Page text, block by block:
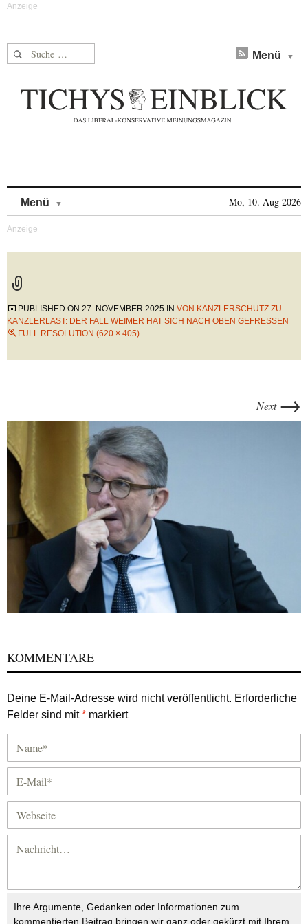
Suche nach: Menü
Menü Mo, 10. Aug 2026
PUBLISHED ON 27. NOVEMBER 2025 IN VON KANZLERSCHUTZ ZU
KANZLERLAST: DER FALL WEIMER HAT SICH NACH OBEN GEFRESSEN
FULL RESOLUTION (620 × 405)
Next →
KOMMENTARE
Deine E-Mail-Adresse wird nicht veröffentlicht. Erforderliche
Felder sind mit* markiert
Ihre Argumente, Gedanken oder Informationen zum
kommentierten Beitrag bringen wir ganz oder gekürzt mit Ihrem